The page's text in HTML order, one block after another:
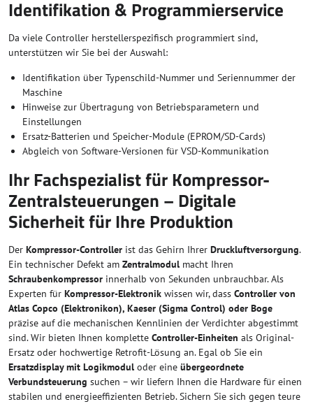
Identifikation & Programmierservice
Da viele Controller herstellerspezifisch programmiert sind,
unterstützen wir Sie bei der Auswahl:
Identifikation über Typenschild-Nummer und Seriennummer der
Maschine
Hinweise zur Übertragung von Betriebsparametern und
Einstellungen
Ersatz-Batterien und Speicher-Module (EPROM/SD-Cards)
Abgleich von Software-Versionen für VSD-Kommunikation
Ihr Fachspezialist für Kompressor-
Zentralsteuerungen – Digitale
Sicherheit für Ihre Produktion
Der Kompressor-Controller ist das Gehirn Ihrer Druckluftversorgung.
Ein technischer Defekt am Zentralmodul macht Ihren
Schraubenkompressor innerhalb von Sekunden unbrauchbar. Als
Experten für Kompressor-Elektronik wissen wir, dass Controller von
Atlas Copco (Elektronikon), Kaeser (Sigma Control) oder Boge
präzise auf die mechanischen Kennlinien der Verdichter abgestimmt
sind. Wir bieten Ihnen komplette Controller-Einheiten als Original-
Ersatz oder hochwertige Retrofit-Lösung an. Egal ob Sie ein
Ersatzdisplay mit Logikmodul oder eine übergeordnete
Verbundsteuerung suchen – wir liefern Ihnen die Hardware für einen
stabilen und energieeffizienten Betrieb. Sichern Sie sich gegen teure